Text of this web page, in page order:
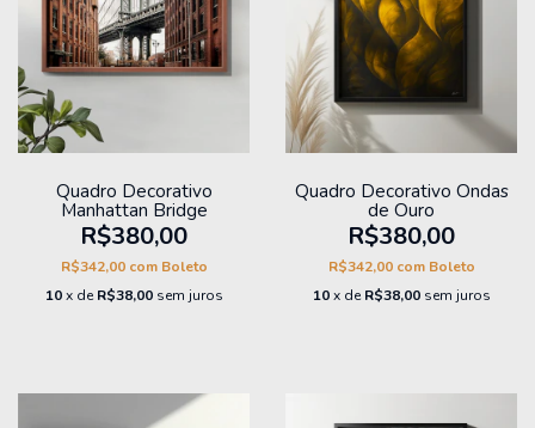
Quadro Decorativo
Manhattan Bridge
R$380,00
R$342,00 com Boleto
10 x de R$38,00 sem juros
Quadro Decorativo Ondas
de Ouro
R$380,00
R$342,00 com Boleto
10 x de R$38,00 sem juros